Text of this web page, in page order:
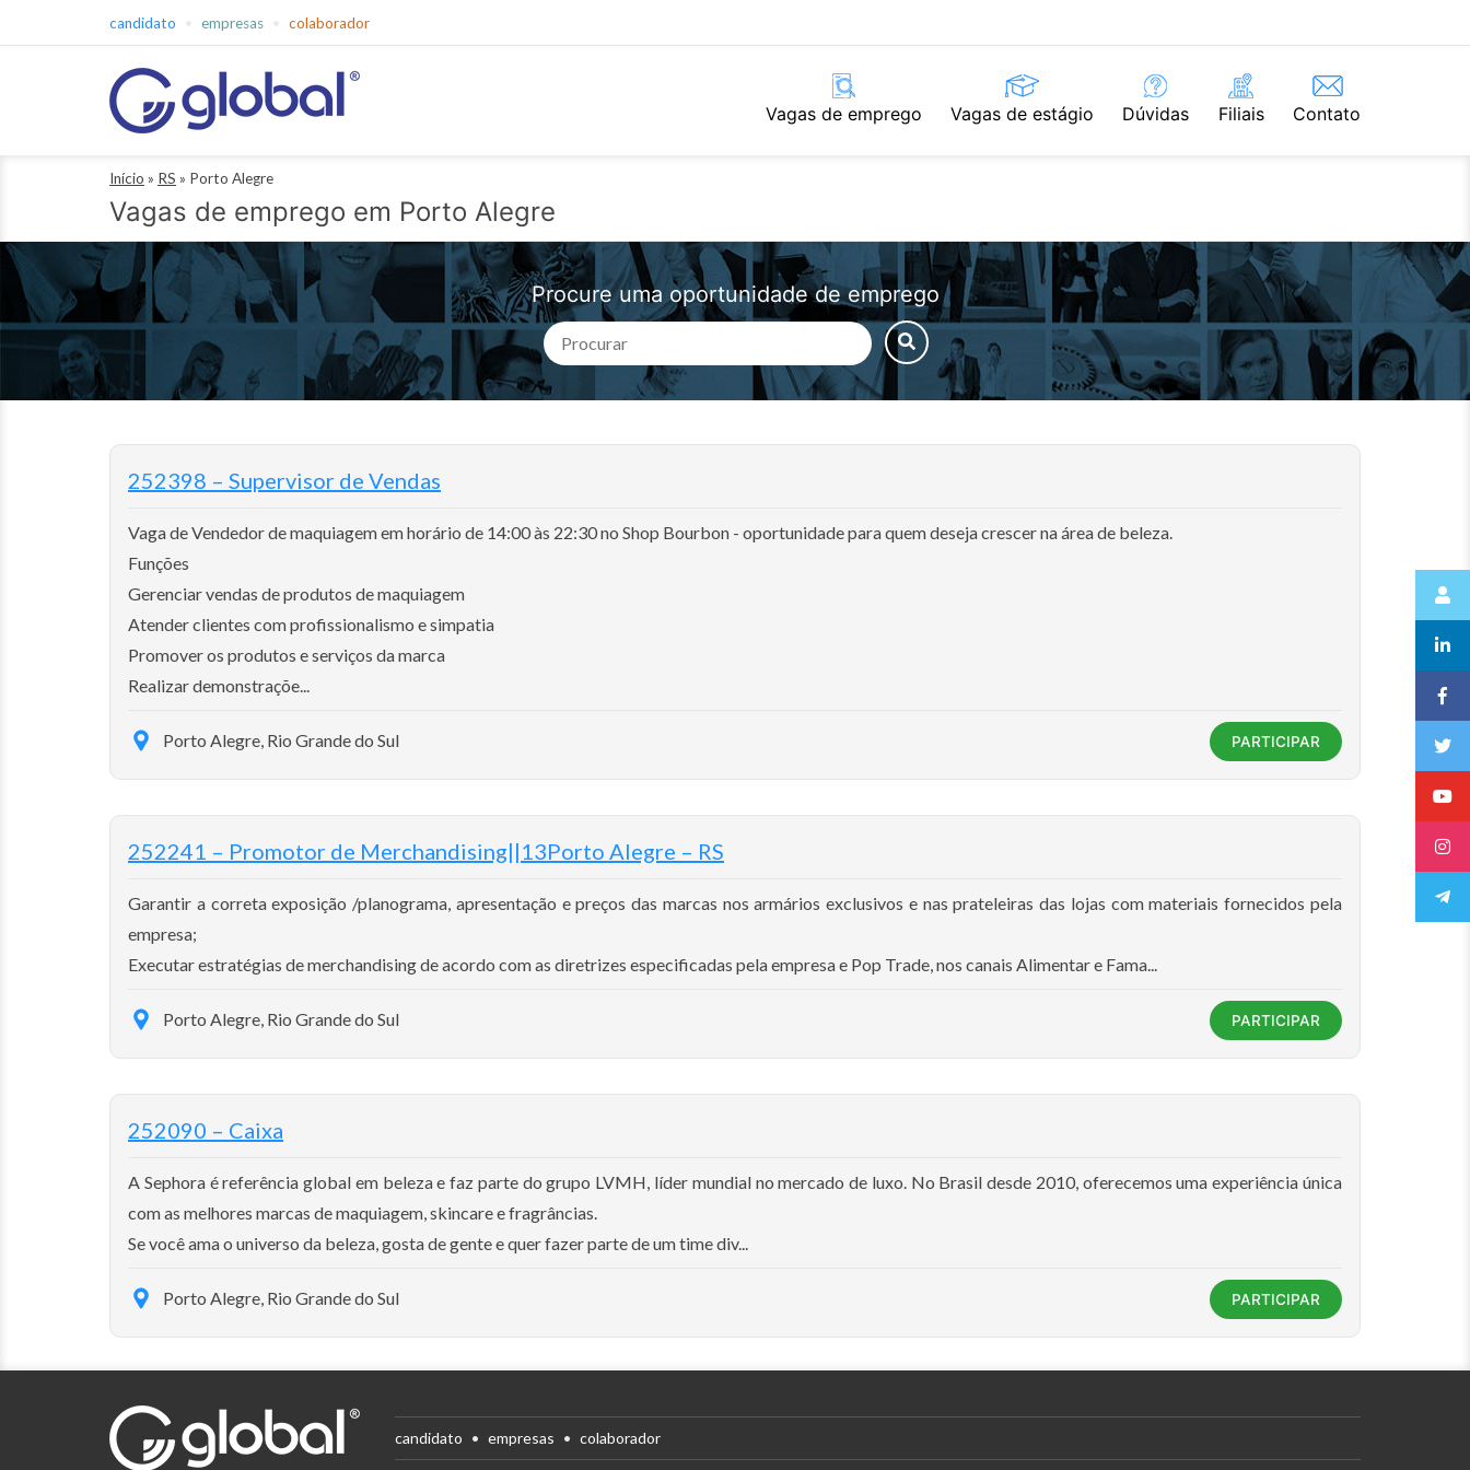
para
candidato empresas colaborador
Global
Empregos
Vagas de emprego Vagas de estágio Dúvidas Filiais Contato
Início » RS » Porto Alegre
Vagas de emprego em Porto Alegre
Procure uma oportunidade de emprego
252398 – Supervisor de Vendas
Vaga de Vendedor de maquiagem em horário de 14:00 às 22:30 no Shop Bourbon - oportunidade para quem deseja crescer na área de beleza.
Funções
Gerenciar vendas de produtos de maquiagem
Atender clientes com profissionalismo e simpatia
Promover os produtos e serviços da marca
Realizar demonstraçõe...
Porto Alegre, Rio Grande do Sul PARTICIPAR
252241 – Promotor de Merchandising||13Porto Alegre – RS
Garantir a correta exposição /planograma, apresentação e preços das marcas nos armários exclusivos e nas prateleiras das lojas com materiais fornecidos pela
empresa;
Executar estratégias de merchandising de acordo com as diretrizes especificadas pela empresa e Pop Trade, nos canais Alimentar e Fama...
Porto Alegre, Rio Grande do Sul PARTICIPAR
252090 – Caixa
A Sephora é referência global em beleza e faz parte do grupo LVMH, líder mundial no mercado de luxo. No Brasil desde 2010, oferecemos uma experiência única
com as melhores marcas de maquiagem, skincare e fragrâncias.
Se você ama o universo da beleza, gosta de gente e quer fazer parte de um time div...
Porto Alegre, Rio Grande do Sul PARTICIPAR
candidato empresas colaborador